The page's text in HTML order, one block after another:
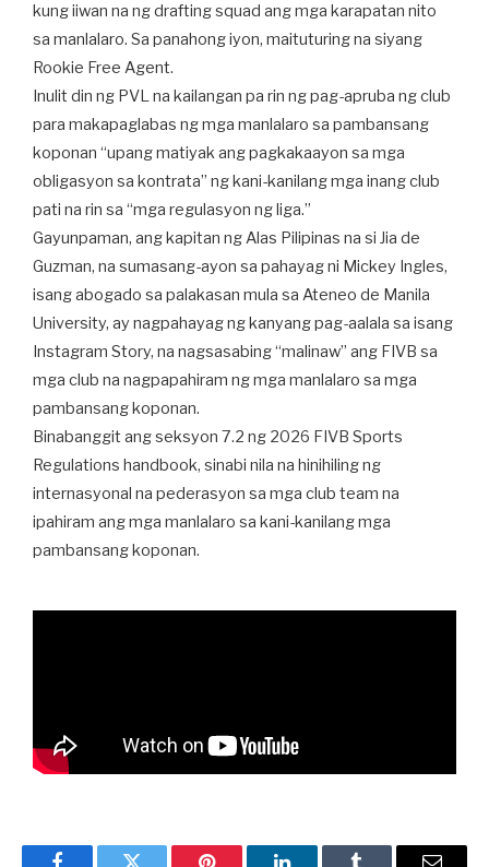
kung iiwan na ng drafting squad ang mga karapatan nito
sa manlalaro. Sa panahong iyon, maituturing na siyang
Rookie Free Agent.
Inulit din ng PVL na kailangan pa rin ng pag-apruba ng club
para makapaglabas ng mga manlalaro sa pambansang
koponan “upang matiyak ang pagkakaayon sa mga
obligasyon sa kontrata” ng kani-kanilang mga inang club
pati na rin sa “mga regulasyon ng liga.”
Gayunpaman, ang kapitan ng Alas Pilipinas na si Jia de
Guzman, na sumasang-ayon sa pahayag ni Mickey Ingles,
isang abogado sa palakasan mula sa Ateneo de Manila
University, ay nagpahayag ng kanyang pag-aalala sa isang
Instagram Story, na nagsasabing “malinaw” ang FIVB sa
mga club na nagpapahiram ng mga manlalaro sa mga
pambansang koponan.
Binabanggit ang seksyon 7.2 ng 2026 FIVB Sports
Regulations handbook, sinabi nila na hinihiling ng
internasyonal na pederasyon sa mga club team na
ipahiram ang mga manlalaro sa kani-kanilang mga
pambansang koponan.